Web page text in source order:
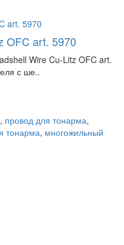
OFC art. 5970
Wire Cu-Litz OFC art.
с ше..
, провод для тонарма,
тонарма, многожильный